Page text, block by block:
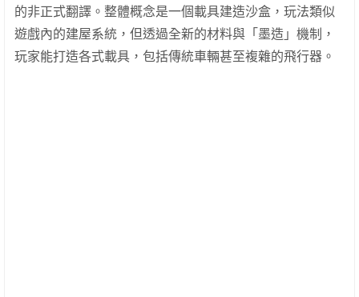
的非正式翻譯。整體概念是一個載具建造沙盒，玩法類似
遊戲內的建屋系統，但透過全新的材料與「墨造」機制，
玩家能打造各式載具，包括傳統車輛甚至複雜的飛行器。